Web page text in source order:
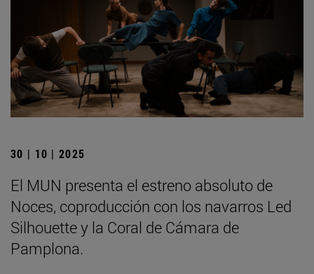
30 | 10 | 2025
El MUN presenta el estreno absoluto de
Noces, coproducción con los navarros Led
Silhouette y la Coral de Cámara de
Pamplona.